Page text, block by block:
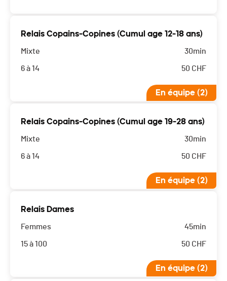
Relais Copains-Copines (Cumul age 12-18 ans)
Mixte
6 à 14
30min
50 CHF
En équipe (2)
Relais Copains-Copines (Cumul age 19-28 ans)
Mixte
6 à 14
30min
50 CHF
En équipe (2)
Relais Dames
Femmes
15 à 100
45min
50 CHF
En équipe (2)